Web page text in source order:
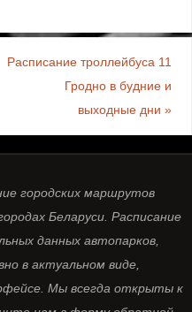
Расписание троллейбуса 11
Гродно в будние и
выходные дни»
городских маршрутов
Беларуси. Расписание
данных автопарков,
в актуальном виде,
Мы всегда открыты к